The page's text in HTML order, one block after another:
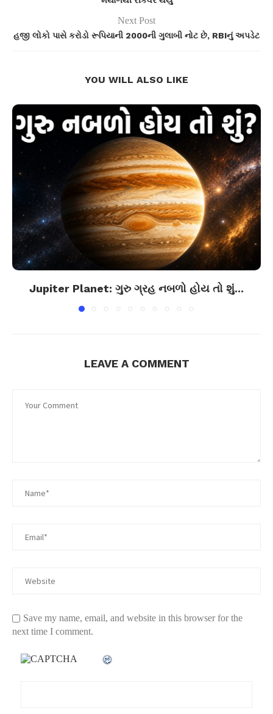
Next Post
હજી લોકો પાસે કરોડો રૂપિયાની 2000ની ગુલાબી નોટ છે, RBIનું અપડેટ
YOU WILL ALSO LIKE
Jupiter Planet: ગુરુ ગ્રહ નબળો હોય તો શું...
LEAVE A COMMENT
Save my name, email, and website in this browser for the
next time I comment.